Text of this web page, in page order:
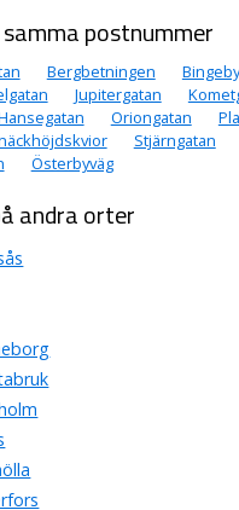
Skäran
Slitehus nr 1
Södercentrum
Visbyhus nr 1
postnummer
Bergbetningen
Jupitergatan
Oriongatan
Stjärngatan
Österbyväg
andra orter